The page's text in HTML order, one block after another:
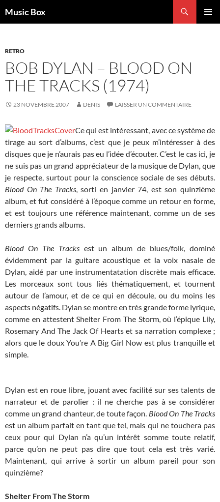
auMusic Box
RETRO
BOB DYLAN – BLOOD ON
THE TRACKS (1974)
23 NOVEMBRE 2007 DENIS LAISSER UN COMMENTAIRE
Ce qui est intéressant, avec ce système de
tirage au sort d’albums, c’est que je peux m’intéresser à des
disques que je n’aurais pas eu l’idée d’écouter. C’est le cas ici, je
ne suis pas un grand appréciateur de la musique de Dylan, que
je respecte, surtout pour la conscience sociale de ses débuts.
Blood On The Tracks, sorti en janvier 74, est son quinzième
album, et fut considéré à l’époque comme un retour en forme,
et est toujours une référence maintenant, comme un de ses
derniers grands albums.
Blood On The Tracksest un album de blues/folk, dominé
évidemment par la guitare acoustique et la voix nasale de
Dylan, aidé par une instrumentatation discrète mais efficace.
Les morceaux sont tous liés thématiquement, et tournent
autour de l’amour, et de ce qui en découle, ou du moins les
aspects négatifs. Dylan se montre en très grande forme lyrique,
comme en attestent Shelter From The Storm, où l’épique Lily,
Rosemary And The Jack Of Hearts et sa narration complexe ;
alors que le doux You’re A Big Girl Now est plus tranquille et
simple.
Dylan est en roue libre, jouant avec facilité sur ses talents de
narrateur et de parolier : il ne cherche pas à se considérer
comme un grand chanteur, de toute façon. Blood On The Tracks
est un album parfait en tant que tel, mais qui ne touchera pas
ceux pour qui Dylan n’a qu’un intérêt somme toute relatif,
parce qu’on ne peut pas dire que tout cela est très varié.
Maintenant, qui arrive à sortir un album pareil pour son
quinzième?
Shelter From The Storm